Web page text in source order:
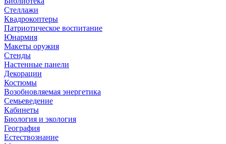
Стеллажи
Квадрокоптеры
Патриотическое воспитание
Юнармия
Макеты оружия
Стенды
Настенные панели
Декорации
Костюмы
Возобновляемая энергетика
Семьеведение
Кабинеты
Биология и экология
География
Естествознание